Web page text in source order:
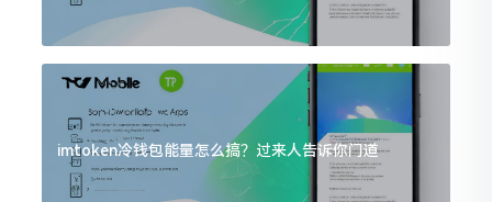
imtoken冷钱包能量怎么搞？过来人告诉你门道